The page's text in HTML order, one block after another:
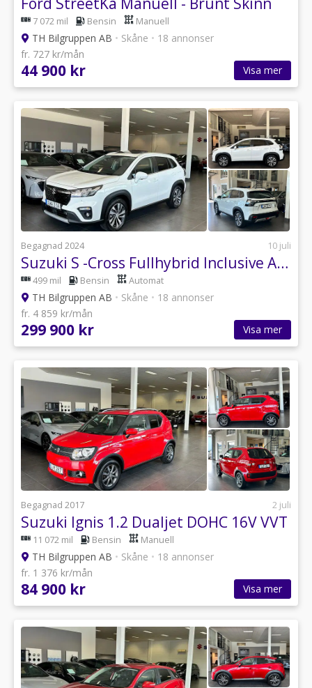
7 072 mil Bensin Manuell
TH Bilgruppen AB • Skåne • 18 annonser
fr. 727 kr/mån
44 900 kr Visa mer
Begagnad 2024 10 juli
Suzuki S -Cross Fullhybrid Inclusive AllGrip AWD, 360° Kamera, Panorama
499 mil Bensin Automat
TH Bilgruppen AB • Skåne • 18 annonser
fr. 4 859 kr/mån
299 900 kr Visa mer
Begagnad 2017 2 juli
Suzuki Ignis 1.2 Dualjet DOHC 16V VVT
11 072 mil Bensin Manuell
TH Bilgruppen AB • Skåne • 18 annonser
fr. 1 376 kr/mån
84 900 kr Visa mer